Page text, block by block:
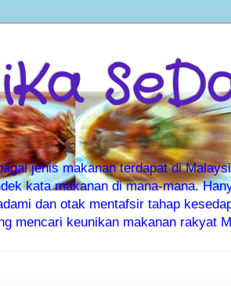
jenis makanan terdapat di
kata makanan di mana-mana.
dan otak mentafsir tahap
mencari keunikan makanan rakyat